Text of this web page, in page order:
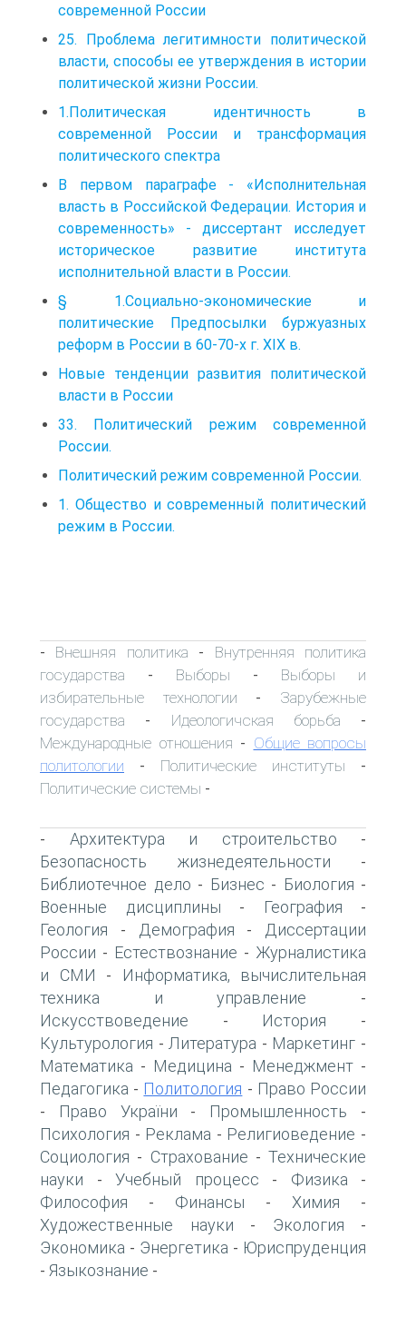
современной России
25. Проблема легитимности политической
власти, способы ее утверждения в истории
политической жизни России.
1.Политическая идентичность в
современной России и трансформация
политического спектра
В первом параграфе - «Исполнительная
власть в Российской Федерации. История и
современность» - диссертант исследует
историческое развитие института
исполнительной власти в России.
§ 1.Социально-экономические и
политические Предпосылки буржуазных
реформ в России в 60-70-х г. XIX в.
Новые тенденции развития политической
власти в России
33. Политический режим современной
России.
Политический режим современной России.
1. Общество и современный политический
режим в России.
- Внешняя политика - Внутренняя политика
государства - Выборы - Выборы и
избирательные технологии - Зарубежные
государства - Идеологичская борьба -
Международные отношения - Общие вопросы
политологии - Политические институты -
Политические системы -
- Архитектура и строительство -
Безопасность жизнедеятельности -
Библиотечное дело - Бизнес - Биология -
Военные дисциплины - География -
Геология - Демография -
Диссертации
России - Естествознание - Журналистика
и СМИ -
Информатика, вычислительная
техника и управление -
Искусствоведение - История -
Культурология - Литература - Маркетинг -
Математика - Медицина - Менеджмент -
Педагогика - Политология - Право России
- Право України - Промышленность -
Психология - Реклама - Религиоведение -
Социология - Страхование - Технические
науки - Учебный процесс - Физика -
Философия - Финансы - Химия -
Художественные науки - Экология -
Экономика - Энергетика - Юриспруденция
- Языкознание -